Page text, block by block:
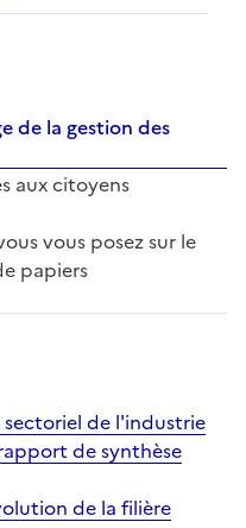
de la gestion des
aux citoyens
vous posez sur le
papiers
sectoriel de l'industrie
de synthèse
de la filière